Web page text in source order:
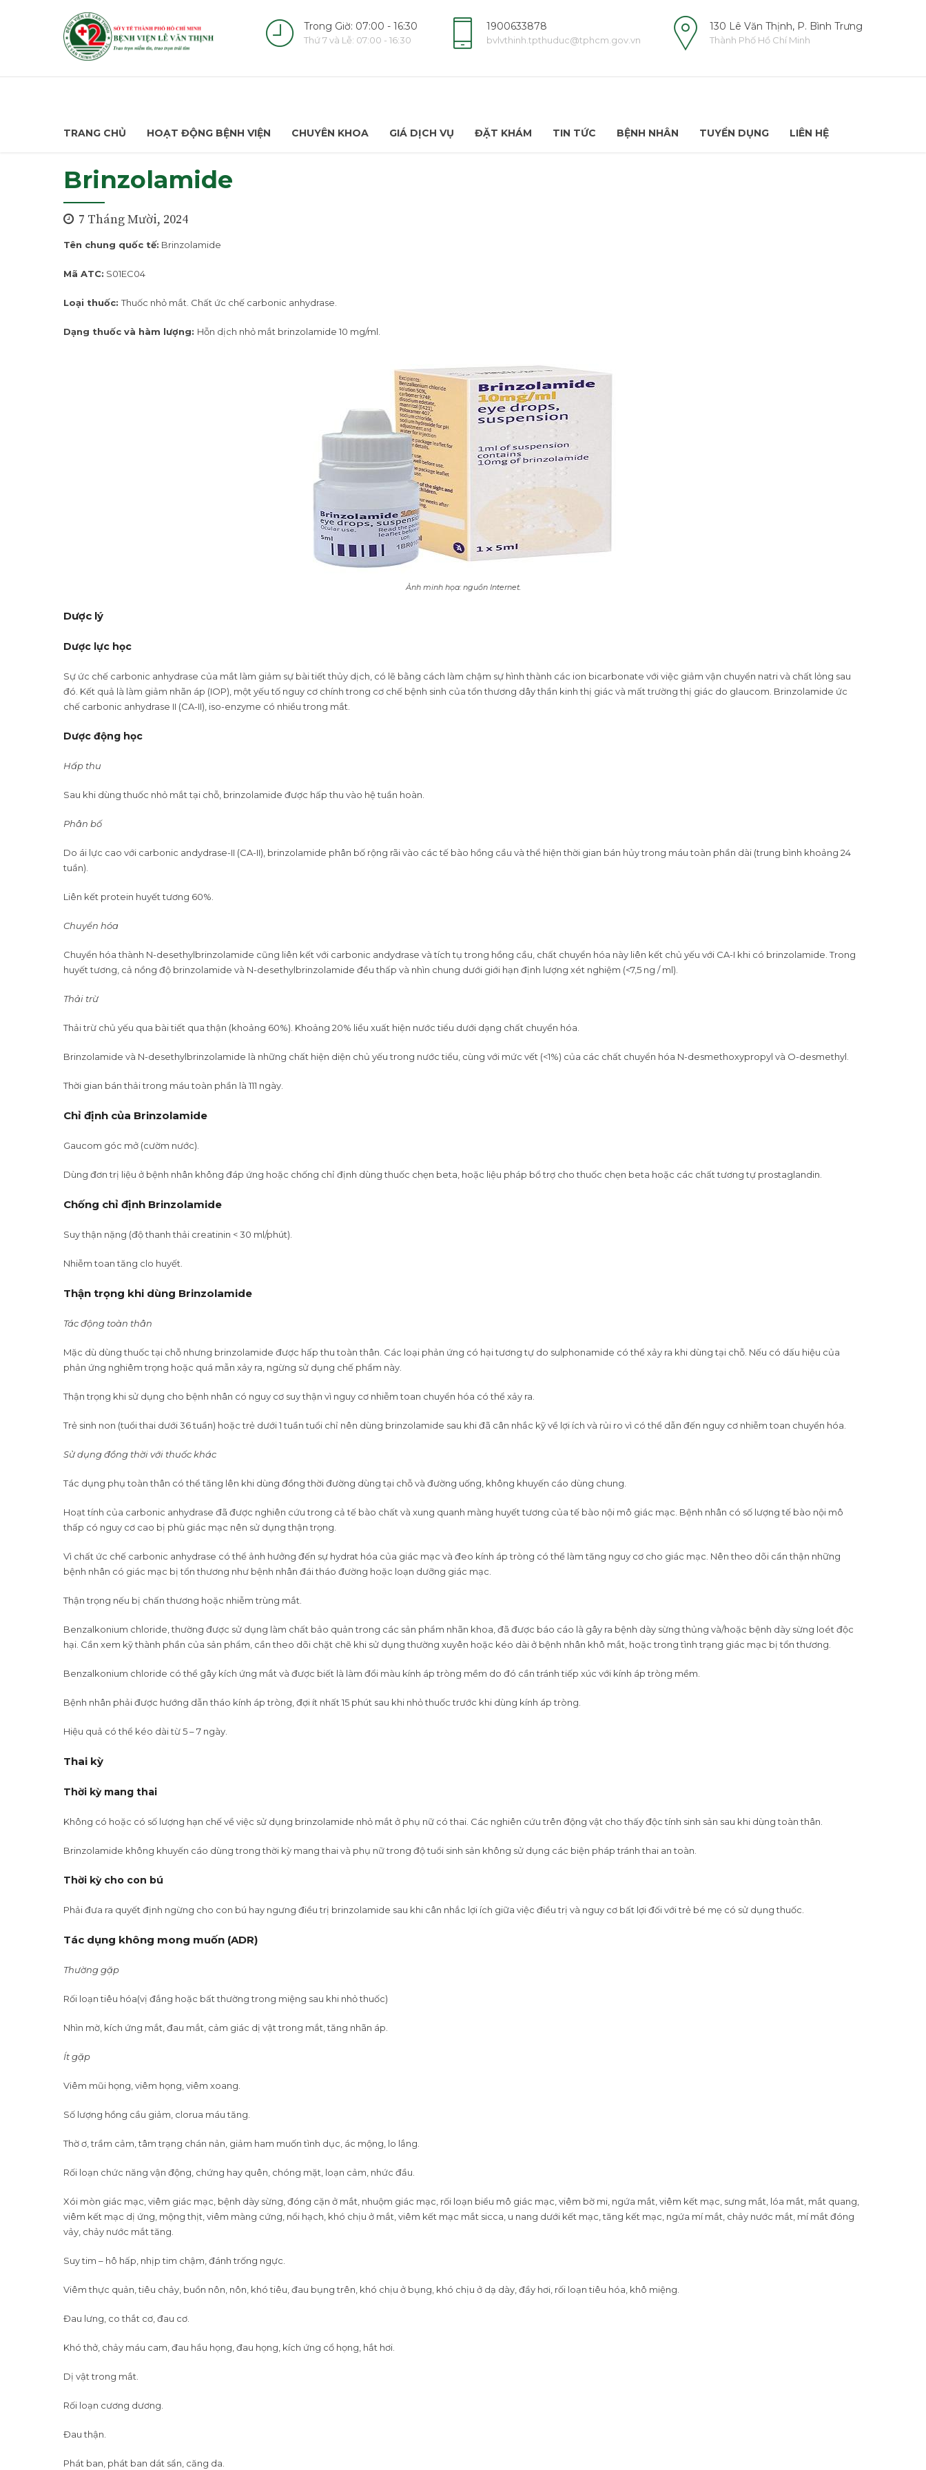
Trong Giờ: 07:00 - 16:30
Thứ 7 và Lễ: 07:00 - 16:30
1900633878
bvlvthinh.tpthuduc@tphcm.gov.vn
130 Lê Văn Thịnh, P. Bình Trưng
Thành Phố Hồ Chí Minh
TRANG CHỦ HOẠT ĐỘNG BỆNH VIỆN CHUYÊN KHOA GIÁ DỊCH VỤ ĐẶT KHÁM TIN TỨC BỆNH NHÂN TUYỂN DỤNG LIÊN HỆ
Brinzolamide
7 Tháng Mười, 2024
Tên chung quốc tế: Brinzolamide
Mã ATC: S01EC04
Loại thuốc:Thuốc nhỏ mắt. Chất ức chế carbonic anhydrase.
Dạng thuốc và hàm lượng: Hỗn dịch nhỏ mắt brinzolamide 10 mg/ml.
Ảnh minh họa: nguồn Internet.
Dược lý
Dược lực học
Sự ức chế carbonic anhydrase của mắt làm giảm sự bài tiết thủy dịch, có lẽ bằng cách làm chậm sự hình thành các ion bicarbonate với việc giảm vận chuyển natri và chất lỏng sau
đó. Kết quả là làm giảm nhãn áp (IOP), một yếu tố nguy cơ chính trong cơ chế bệnh sinh của tổn thương dây thần kinh thị giác và mất trường thị giác do glaucom. Brinzolamide ức
chế carbonic anhydrase II (CA-II), iso-enzyme có nhiều trong mắt.
Dược động học
Hấp thu
Sau khi dùng thuốc nhỏ mắt tại chỗ, brinzolamide được hấp thu vào hệ tuần hoàn.
Phân bố
Do ái lực cao với carbonic andydrase-II (CA-II), brinzolamide phân bố rộng rãi vào các tế bào hồng cầu và thể hiện thời gian bán hủy trong máu toàn phần dài (trung bình khoảng 24
tuần).
Liên kết protein huyết tương 60%.
Chuyển hóa
Chuyển hóa thành N-desethylbrinzolamide cũng liên kết với carbonic andydrase và tích tụ trong hồng cầu, chất chuyển hóa này liên kết chủ yếu với CA-I khi có brinzolamide. Trong
huyết tương, cả nồng độ brinzolamide và N-desethylbrinzolamide đều thấp và nhìn chung dưới giới hạn định lượng xét nghiệm (<7,5 ng / ml).
Thải trừ
Thải trừ chủ yếu qua bài tiết qua thận (khoảng 60%). Khoảng 20% ​​liều xuất hiện nước tiểu dưới dạng chất chuyển hóa.
Brinzolamide và N-desethylbrinzolamide là những chất hiện diện chủ yếu trong nước tiểu, cùng với mức vết (<1%) của các chất chuyển hóa N-desmethoxypropyl và O-desmethyl.
Thời gian bán thải trong máu toàn phần là 111 ngày.
Chỉ định của Brinzolamide
Gaucom góc mở (cườm nước).
Dùng đơn trị liệu ở bệnh nhân không đáp ứng hoặc chống chỉ định dùng thuốc chẹn beta, hoặc liệu pháp bổ trợ cho thuốc chẹn beta hoặc các chất tương tự prostaglandin.
Chống chỉ định Brinzolamide
Suy thận nặng (độ thanh thải creatinin < 30 ml/phút).
Nhiễm toan tăng clo huyết.
Thận trọng khi dùng Brinzolamide
Tác động toàn thân
Mặc dù dùng thuốc tại chỗ nhưng brinzolamide được hấp thu toàn thân. Các loại phản ứng có hại tương tự do sulphonamide có thể xảy ra khi dùng tại chỗ. Nếu có dấu hiệu của
phản ứng nghiêm trọng hoặc quá mẫn xảy ra, ngừng sử dụng chế phẩm này.
Thận trọng khi sử dụng cho bệnh nhân có nguy cơ suy thận vì nguy cơ nhiễm toan chuyển hóa có thể xảy ra.
Trẻ sinh non (tuổi thai dưới 36 tuần) hoặc trẻ dưới 1 tuần tuổi chỉ nên dùng brinzolamide sau khi đã cân nhắc kỹ về lợi ích và rủi ro vì có thể dẫn đến nguy cơ nhiễm toan chuyển hóa.
Sử dụng đồng thời với thuốc khác
Tác dụng phụ toàn thân có thể tăng lên khi dùng đồng thời đường dùng tại chỗ và đường uống, không khuyến cáo dùng chung.
Hoạt tính của carbonic anhydrase đã được nghiên cứu trong cả tế bào chất và xung quanh màng huyết tương của tế bào nội mô giác mạc. Bệnh nhân có số lượng tế bào nội mô
thấp có nguy cơ cao bị phù giác mạc nên sử dụng thận trọng.
Vì chất ức chế carbonic anhydrase có thể ảnh hưởng đến sự hydrat hóa của giác mạc và đeo kính áp tròng có thể làm tăng nguy cơ cho giác mạc. Nên theo dõi cẩn thận những
bệnh nhân có giác mạc bị tổn thương như bệnh nhân đái tháo đường hoặc loạn dưỡng giác mạc.
Thận trọng nếu bị chấn thương hoặc nhiễm trùng mắt.
Benzalkonium chloride, thường được sử dụng làm chất bảo quản trong các sản phẩm nhãn khoa, đã được báo cáo là gây ra bệnh dày sừng thủng và/hoặc bệnh dày sừng loét độc
hại. Cần xem kỹ thành phần của sản phẩm, cần theo dõi chặt chẽ khi sử dụng thường xuyên hoặc kéo dài ở bệnh nhân khô mắt, hoặc trong tình trạng giác mạc bị tổn thương.
Benzalkonium chloride có thể gây kích ứng mắt và được biết là làm đổi màu kính áp tròng mềm do đó cần tránh tiếp xúc với kính áp tròng mềm.
Bệnh nhân phải được hướng dẫn tháo kính áp tròng, đợi ít nhất 15 phút sau khi nhỏ thuốc trước khi dùng kính áp tròng.
Hiệu quả có thể kéo dài từ 5 – 7 ngày.
Thai kỳ
Thời kỳ mang thai
Không có hoặc có số lượng hạn chế về việc sử dụng brinzolamide nhỏ mắt ở phụ nữ có thai. Các nghiên cứu trên động vật cho thấy độc tính sinh sản sau khi dùng toàn thân.
Brinzolamide không khuyến cáo dùng trong thời kỳ mang thai và phụ nữ trong độ tuổi sinh sản không sử dụng các biện pháp tránh thai an toàn.
Thời kỳ cho con bú
Phải đưa ra quyết định ngừng cho con bú hay ngưng điều trị brinzolamide sau khi cân nhắc lợi ích giữa việc điều trị và nguy cơ bất lợi đối với trẻ bé mẹ có sử dụng thuốc.
Tác dụng không mong muốn (ADR)
Thường gặp
Rối loạn tiêu hóa(vị đắng hoặc bất thường trong miệng sau khi nhỏ thuốc)
Nhìn mờ, kích ứng mắt, đau mắt, cảm giác dị vật trong mắt, tăng nhãn áp.
Ít gặp
Viêm mũi họng, viêm họng, viêm xoang.
Số lượng hồng cầu giảm, clorua máu tăng.
Thờ ơ, trầm cảm, tâm trạng chán nản, giảm ham muốn tình dục, ác mộng, lo lắng.
Rối loạn chức năng vận động, chứng hay quên, chóng mặt, loạn cảm, nhức đầu.
Xói mòn giác mạc, viêm giác mạc, bệnh dày sừng, đóng cặn ở mắt, nhuộm giác mạc, rối loạn biểu mô giác mạc, viêm bờ mi, ngứa mắt, viêm kết mạc, sưng mắt, lóa mắt, mắt quang,
viêm kết mạc dị ứng, mộng thịt, viêm màng cứng, nổi hạch, khó chịu ở mắt, viêm kết mạc mắt sicca, u nang dưới kết mạc, tăng kết mạc, ngứa mí mắt, chảy nước mắt, mí mắt đóng
vảy, chảy nước mắt tăng.
Suy tim – hô hấp, nhịp tim chậm, đánh trống ngực.
Viêm thực quản, tiêu chảy, buồn nôn, nôn, khó tiêu, đau bụng trên, khó chịu ở bụng, khó chịu ở dạ dày, đầy hơi, rối loạn tiêu hóa, khô miệng.
Đau lưng, co thắt cơ, đau cơ.
Khó thở, chảy máu cam, đau hầu họng, đau họng, kích ứng cổ họng, hắt hơi.
Dị vật trong mắt.
Rối loạn cương dương.
Đau thận.
Phát ban, phát ban dát sẩn, căng da.